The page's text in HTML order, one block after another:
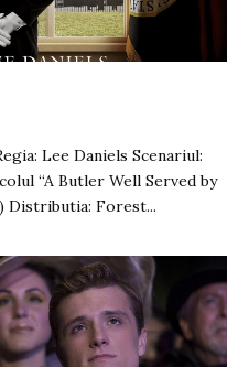
Lee Daniels Scenariul:
“A Butler Well Served by
Distributia: Forest...